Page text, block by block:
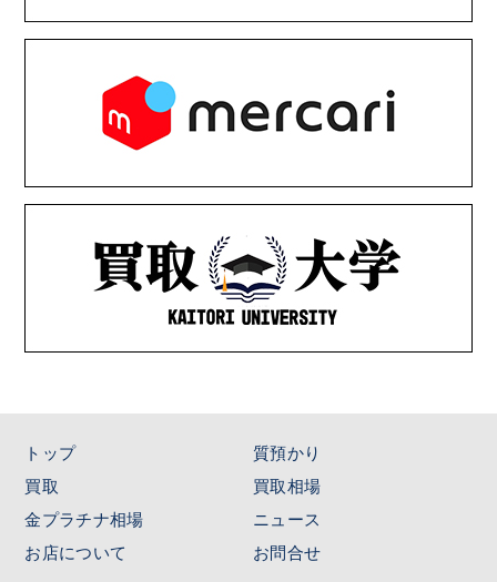
トップ
質預かり
買取
買取相場
金プラチナ相場
ニュース
お店について
お問合せ